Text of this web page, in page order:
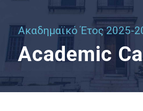
Ακαδημαϊκό Έτος 2025-
Academic